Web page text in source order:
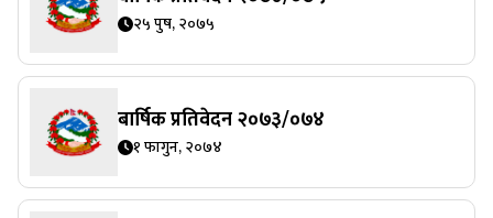
२५ पुष, २०७५
बार्षिक प्रतिवेदन २०७३/०७४
१ फागुन, २०७४